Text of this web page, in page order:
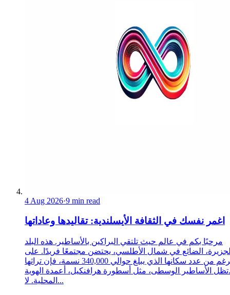
4 Aug 2026·9 min read
اغمر نفسك في الثقافة الأيسلندية: تقاليدها وعاداتها
مرحبًا بكم في عالم حيث تلتقي البراكين بالأساطير. هذه البلد
الضائع في شمال الأطلسي، يحتضن مجتمعًا فريدًا. على
الرغم من عدد سكانها الذي يبلغ حوالي 340,000 نسمة، فإن تراثها
الأساطير الوسطى، مثل أسطورة هرافنكيل، أعمدة الهوية
المحلية. لا...